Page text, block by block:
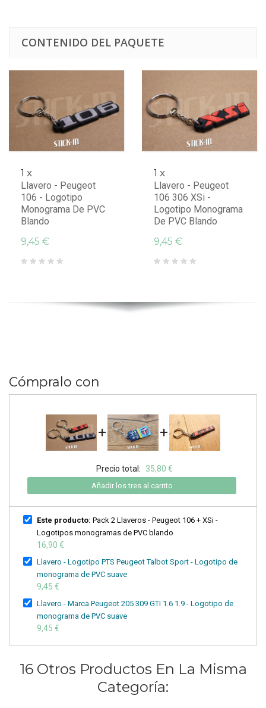
CONTENIDO DEL PAQUETE
1 x
Llavero - Peugeot
106 - Logotipo
Monograma De PVC
Blando
9,45 €
1 x
Llavero - Peugeot
106 306 XSi -
Logotipo Monograma
De PVC Blando
9,45 €
Cómpralo con
+ +
Precio total: 35,80 €
Añadir los tres al carrito
Este producto: Pack 2 Llaveros - Peugeot 106 + XSi -
Logotipos monogramas de PVC blando
16,90 €
Llavero - Logotipo PTS Peugeot Talbot Sport - Logotipo de
monograma de PVC suave
9,45 €
Llavero - Marca Peugeot 205 309 GTI 1.6 1.9 - Logotipo de
monograma de PVC suave
9,45 €
16 Otros Productos En La Misma
Categoría: